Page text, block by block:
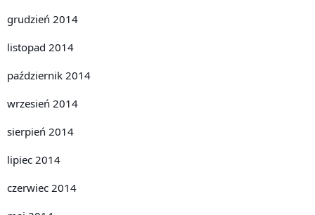
grudzień 2014
listopad 2014
październik 2014
wrzesień 2014
sierpień 2014
lipiec 2014
czerwiec 2014